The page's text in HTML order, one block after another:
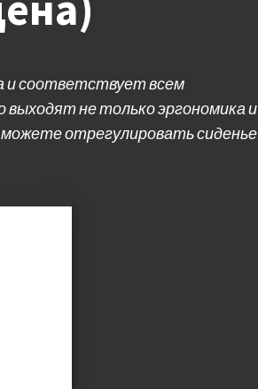
и соответствует всем
не только эргономика и
отрегулировать сиденье